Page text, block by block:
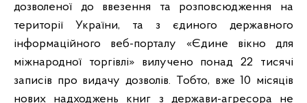
дозволеної до ввезення та розповсюдження на
території України, та з єдиного державного
інформаційного веб-порталу «Єдине вікно для
міжнародної торгівлі» вилучено понад 22 тисячі
записів про видачу дозволів. Тобто, вже 10 місяців
нових надходжень книг з держави-агресора не